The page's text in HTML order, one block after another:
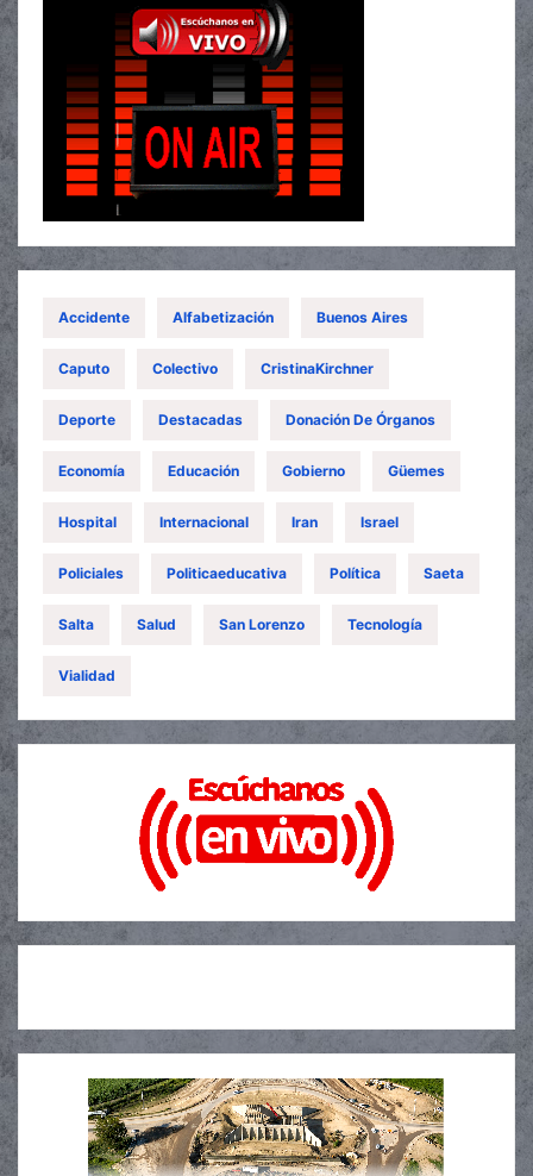
Accidente Alfabetización Buenos Aires
Caputo Colectivo CristinaKirchner
Deporte Destacadas Donación De Órganos
Economía Educación Gobierno Güemes
Hospital Internacional Iran Israel
Policiales Politicaeducativa Política Saeta
Salta Salud San Lorenzo Tecnología
Vialidad